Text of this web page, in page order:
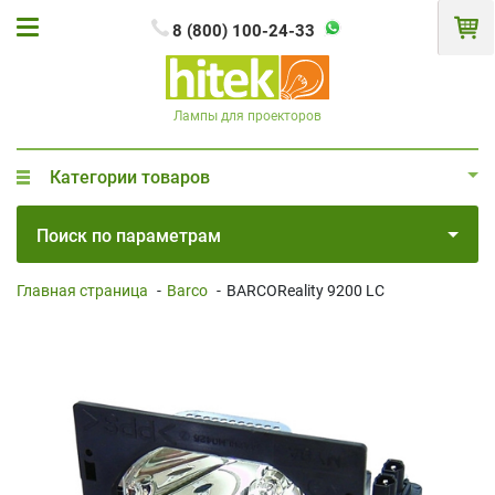
8 (800) 100-24-33
Лампы для проекторов
Категории товаров
Поиск по параметрам
Главная страница - Barco - BARCOReality 9200 LC